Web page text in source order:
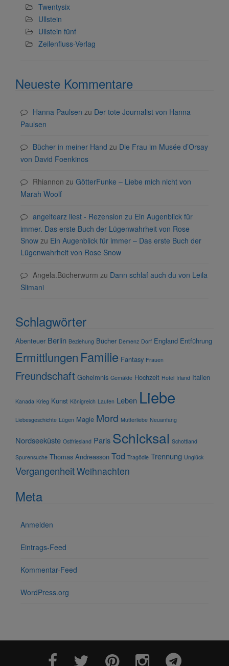
Twentysix
Ullstein
Ullstein fünf
Zeilenfluss-Verlag
Neueste Kommentare
Hanna Paulsen zu Der tote Journalist von Hanna
Paulsen
Bücher in meiner Hand zu Die Frau im Musée d’Orsay
von David Foenkinos
Rhiannon zu GötterFunke – Liebe mich nicht von
Marah Woolf
angeltearz liest - Rezension zu Ein Augenblick für
immer. Das erste Buch der Lügenwahrheit von Rose
Snow zu Ein Augenblick für immer – Das erste Buch der
Lügenwahrheit von Rose Snow
Angela.Bücherwurm zu Dann schlaf auch du von Leila
Slimani
Schlagwörter
Abenteuer Berlin Beziehung Bücher Demenz Dorf England Entführung
Ermittlungen Familie Fantasy Frauen
Freundschaft Geheimnis Gemälde Hochzeit Hotel Irland Italien
Kanada Krieg Kunst Königreich Laufen Leben Liebe
Liebesgeschichte Lügen Magie Mord Mutterliebe Neuanfang
Nordseeküste Ostfriesland Paris Schicksal Schottland
Spurensuche Thomas Andreasson Tod Tragödie Trennung Unglück
VergangenheitWeihnachten
Meta
Anmelden
Eintrags-Feed
Kommentar-Feed
WordPress.org